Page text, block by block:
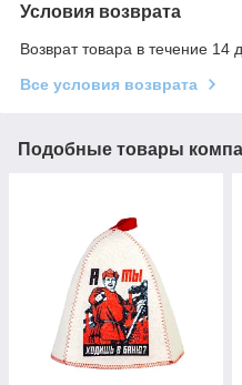
Условия возврата
Возврат товара в течение 14
Все условия возврата
Подобные товары